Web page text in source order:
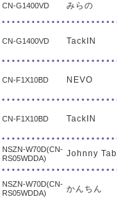
CN-G1400VD みらの
CN-G1400VD TackIN
CN-F1X10BD NEVO
CN-F1X10BD TackIN
NSZN-W70D(CN-
RS05WDDA)
Johnny
NSZN-W70D(CN-
RS05WDDA)
かんちん